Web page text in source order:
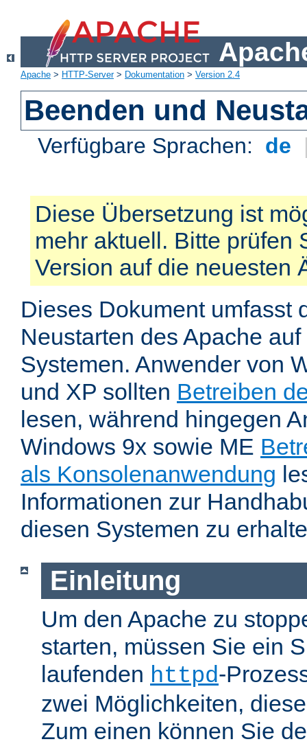
Apache > HTTP-Server> Dokumentation > Version 2.4
Beenden und
Verfügbare Sprachen: de
Diese Übersetzung ist
mehr aktuell. Bitte prüfen
Version auf die neuesten
Dieses Dokument umfasst
Neustarten des Apache
Systemen. Anwender von
und XP sollten Betreiben
lesen, während hingegen
Windows 9x sowie ME
als Konsolenanwendung
Informationen zur
diesen Systemen zu
Einleitung
Um den Apache zu
starten, müssen Sie ein
laufenden httpd-
zwei Möglichkeiten,
Zum einen können Sie